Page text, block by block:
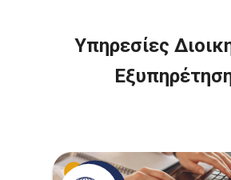
Υπηρεσίες